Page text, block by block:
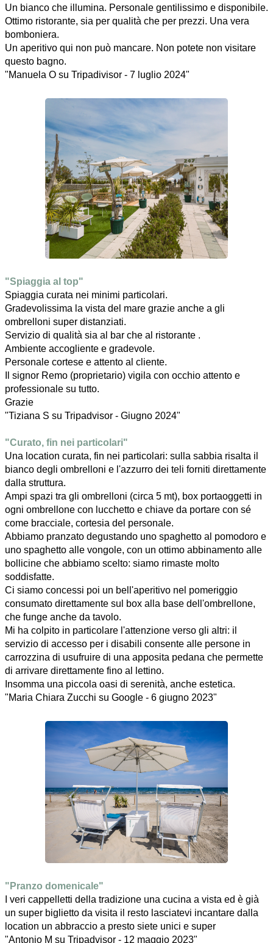
Un bianco che illumina. Personale gentilissimo e disponibile.
Ottimo ristorante, sia per qualità che per prezzi. Una vera
bomboniera.
Un aperitivo qui non può mancare. Non potete non visitare
questo bagno.
"Manuela O su Tripadivisor - 7 luglio 2024"
"Spiaggia al top"
Spiaggia curata nei minimi particolari.
Gradevolissima la vista del mare grazie anche a gli
ombrelloni super distanziati.
Servizio di qualità sia al bar che al ristorante .
Ambiente accogliente e gradevole.
Personale cortese e attento al cliente.
Il signor Remo (proprietario) vigila con occhio attento e
professionale su tutto.
Grazie
"Tiziana S su Tripadvisor - Giugno 2024"
"Curato, fin nei particolari"
Una location curata, fin nei particolari: sulla sabbia risalta il
bianco degli ombrelloni e l'azzurro dei teli forniti direttamente
dalla struttura.
Ampi spazi tra gli ombrelloni (circa 5 mt), box portaoggetti in
ogni ombrellone con lucchetto e chiave da portare con sé
come bracciale, cortesia del personale.
Abbiamo pranzato degustando uno spaghetto al pomodoro e
uno spaghetto alle vongole, con un ottimo abbinamento alle
bollicine che abbiamo scelto: siamo rimaste molto
soddisfatte.
Ci siamo concessi poi un bell'aperitivo nel pomeriggio
consumato direttamente sul box alla base dell'ombrellone,
che funge anche da tavolo.
Mi ha colpito in particolare l'attenzione verso gli altri: il
servizio di accesso per i disabili consente alle persone in
carrozzina di usufruire di una apposita pedana che permette
di arrivare direttamente fino al lettino.
Insomma una piccola oasi di serenità, anche estetica.
"Maria Chiara Zucchi su Google - 6 giugno 2023"
"Pranzo domenicale"
I veri cappelletti della tradizione una cucina a vista ed è già
un super biglietto da visita il resto lasciatevi incantare dalla
location un abbraccio a presto siete unici e super
"Antonio M su Tripadvisor - 12 maggio 2023"